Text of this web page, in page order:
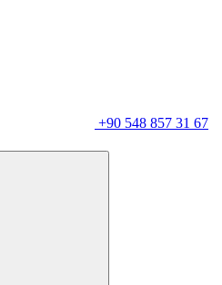
+90 548 857 31 67